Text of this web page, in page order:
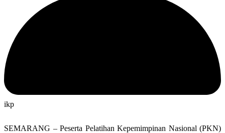
ikp
SEMARANG – Peserta Pelatihan Kepemimpinan Nasional (PKN)